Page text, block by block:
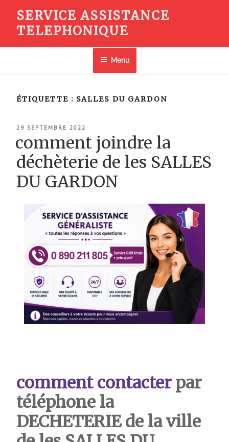
contenu
SERVICE ASSISTANCE
TELEPHONIQUE
Menu
ÉTIQUETTE : SALLES DU GARDON
PUBLIÉ
29 SEPTEMBRE 2022
comment joindre la
déchèterie de les SALLES
DU GARDON
comment contacterpar
téléphone la
DECHETERIE de la ville